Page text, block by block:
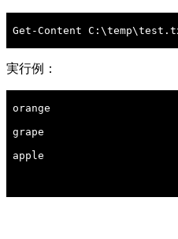
Get-Content
実行例：